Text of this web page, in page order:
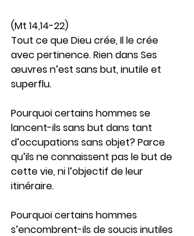
(Mt 14,14-22)
Tout ce que Dieu crée, Il le crée
avec pertinence. Rien dans Ses
œuvres n’est sans but, inutile et
superflu.
Pourquoi certains hommes se
lancent-ils sans but dans tant
d’occupations sans objet? Parce
qu’ils ne connaissent pas le but de
cette vie, ni l’objectif de leur
itinéraire.
Pourquoi certains hommes
s’encombrent-ils de soucis inutiles